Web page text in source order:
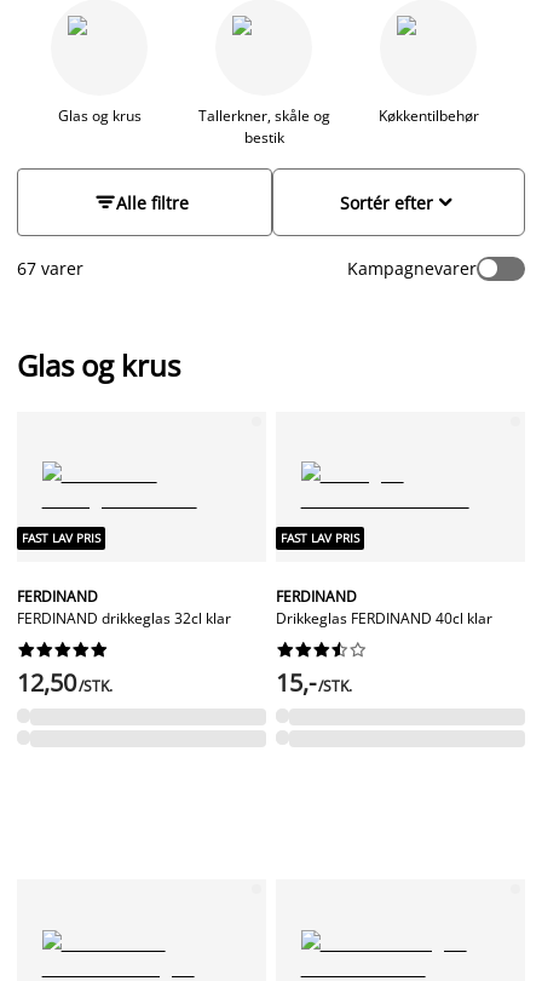
tallerkener og praktiske skåle til stilfulde krus, der tilføjer
personlighed til borddækningen.
vores guide til at opdatere køkkenet
Glas og krus
Tallerkner, skåle og
bestik
Køkkentilbehør
Alle filtre 
Sortér efter
67 varer Kampagnevarer
Glas og krus
FAST LAV PRIS
FERDINAND
FERDINAND drikkeglas 32cl klar






12,50/STK.
FAST LAV PRIS
FERDINAND
Drikkeglas FERDINAND 40cl klar






15,-/STK.